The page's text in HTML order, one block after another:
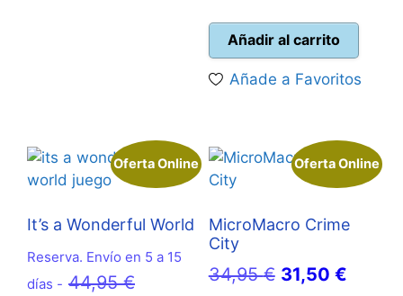
original
era:
69,99 €.
es:
59,95
Añadir al carrito
Añade a Favoritos
Oferta Online
It’s a Wonderful World
Reserva. Envío en 5 a 15
días - 44,95€El
Oferta Online
MicroMacro Crime
City
34,95€ El
31,50 €El